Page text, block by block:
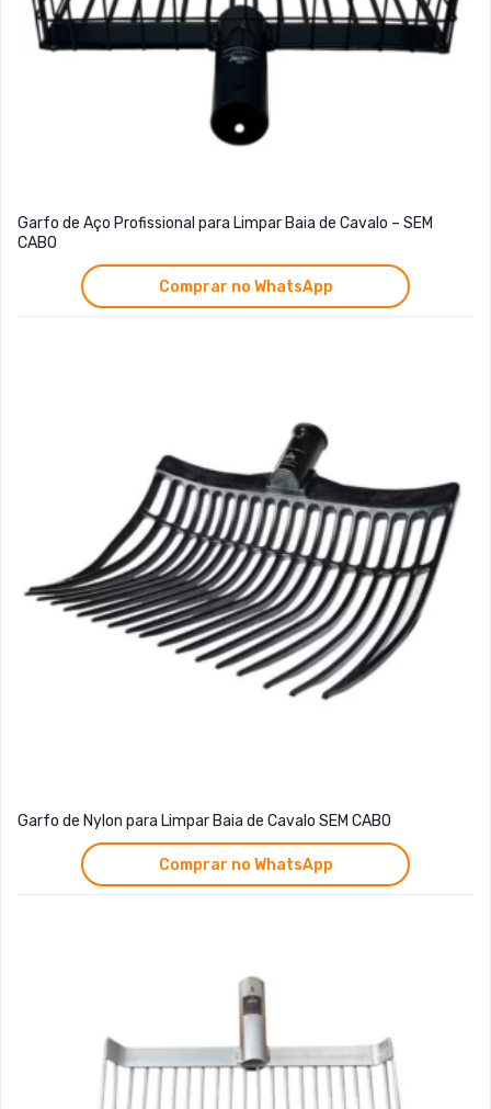
Garfo de Aço Profissional para Limpar Baia de Cavalo – SEM
CABO
Comprar no WhatsApp
Garfo de Nylon para Limpar Baia de Cavalo SEM CABO
Comprar no WhatsApp